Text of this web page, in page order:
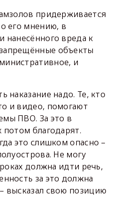
придерживается
его мнению, в
нанесённого вреда к
объекты
и
наказание надо. Те, кто
и видео, помогают
ПВО. За это в
потом благодарят.
это слишком опасно –
Не могу
должна идти речь,
за это должна
высказал свою позицию